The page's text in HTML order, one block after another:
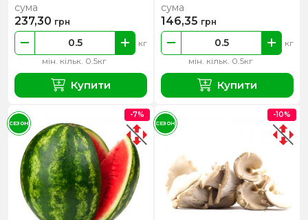
мін. кільк. 0.5кг
кг
сума
237,30 грн
Купити
мін. кільк. 0.5кг
кг
сума
146,35 грн
Купити
-7%
СЕЗОН
-10%
СЕЗОН